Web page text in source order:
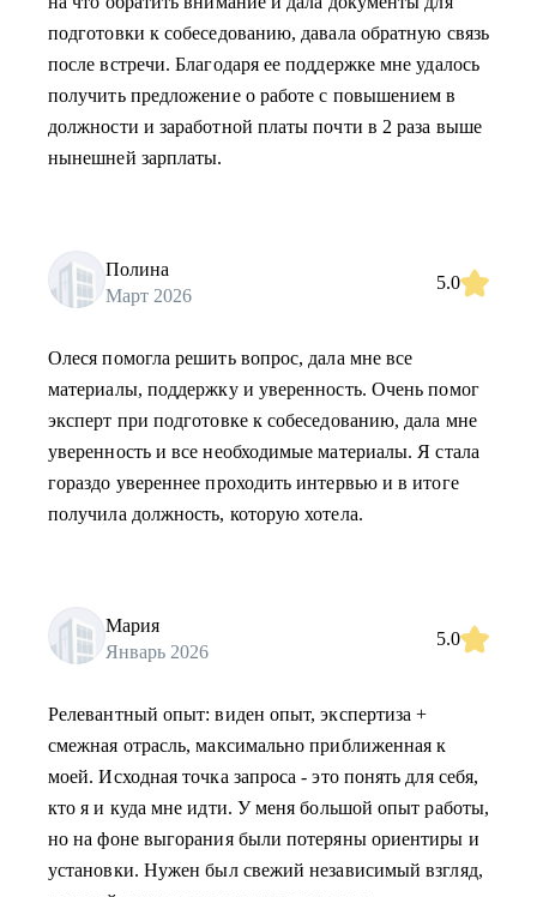
подготовки к собеседованию, давала обратную связь
после встречи. Благодаря ее поддержке мне удалось
получить предложение о работе с повышением в
должности и заработной платы почти в 2 раза выше
нынешней зарплаты.
Полина
Март 2026
5.0
Олеся помогла решить вопрос, дала мне все
материалы, поддержку и уверенность. Очень помог
эксперт при подготовке к собеседованию, дала мне
уверенность и все необходимые материалы. Я стала
гораздо увереннее проходить интервью и в итоге
получила должность, которую хотела.
Мария
Январь 2026
5.0
Релевантный опыт: виден опыт, экспертиза +
смежная отрасль, максимально приближенная к
моей. Исходная точка запроса - это понять для себя,
кто я и куда мне идти. У меня большой опыт работы,
но на фоне выгорания были потеряны ориентиры и
установки. Нужен был свежий независимый взгляд,